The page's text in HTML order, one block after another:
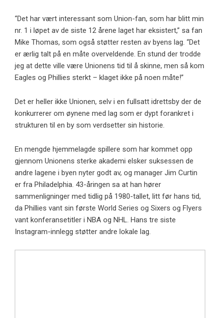
“Det har vært interessant som Union-fan, som har blitt min
nr. 1 i løpet av de siste 12 årene laget har eksistert,” sa fan
Mike Thomas, som også støtter resten av byens lag. “Det
er ærlig talt på en måte overveldende. En stund der trodde
jeg at dette ville være Unionens tid til å skinne, men så kom
Eagles og Phillies sterkt – klaget ikke på noen måte!”
Det er heller ikke Unionen, selv i en fullsatt idrettsby der de
konkurrerer om øynene med lag som er dypt forankret i
strukturen til en by som verdsetter sin historie.
En mengde hjemmelagde spillere som har kommet opp
gjennom Unionens sterke akademi elsker suksessen de
andre lagene i byen nyter godt av, og manager Jim Curtin
er fra Philadelphia. 43-åringen sa at han hører
sammenligninger med tidlig på 1980-tallet, litt før hans tid,
da Phillies vant sin første World Series og Sixers og Flyers
vant konferansetitler i NBA og NHL. Hans tre siste
Instagram-innlegg støtter andre lokale lag.